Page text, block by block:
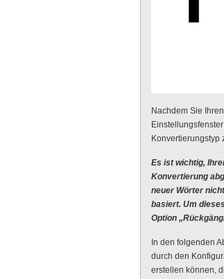
Nachdem Sie
Konvertierungstyp
Es ist wichtig,
Konvertierung
neuer Wörter
basiert. Um
Option
In den folgenden
durch den
erstellen können,